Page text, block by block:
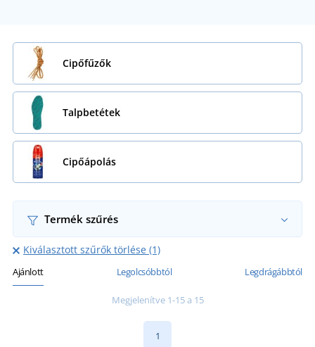
Cipőfűzők
Talpbetétek
Cipőápolás
Termék szűrés
Kiválasztott szűrők törlése (1)
Ajánlott Legolcsóbbtól Legdrágábbtól
Megjelenítve 1-15 a 15
1